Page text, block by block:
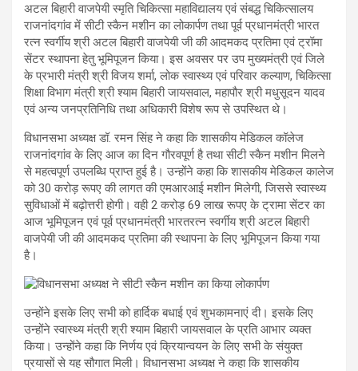
अटल बिहारी वाजपेयी स्मृति चिकित्सा महाविद्यालय एवं संबद्ध चिकित्सालय
राजनांदगांव में सीटी स्कैन मशीन का लोकार्पण तथा पूर्व प्रधानमंत्री भारत
रत्न स्वर्गीय श्री अटल बिहारी वाजपेयी जी की आदमकद प्रतिमा एवं ट्रॉमा
सेंटर स्थापना हेतु भूमिपूजन किया। इस अवसर पर उप मुख्यमंत्री एवं जिले
के प्रभारी मंत्री श्री विजय शर्मा, लोक स्वास्थ्य एवं परिवार कल्याण, चिकित्सा
शिक्षा विभाग मंत्री श्री श्याम बिहारी जायसवाल, महापौर श्री मधुसूदन यादव
एवं अन्य जनप्रतिनिधि तथा अधिकारी विशेष रूप से उपस्थित थे।
विधानसभा अध्यक्ष डॉ. रमन सिंह ने कहा कि शासकीय मेडिकल कॉलेज
राजनांदगांव के लिए आज का दिन गौरवपूर्ण है तथा सीटी स्कैन मशीन मिलने
से महत्वपूर्ण उपलब्धि प्राप्त हुई है। उन्होंने कहा कि शासकीय मेडिकल कालेज
को 30 करोड़ रूपए की लागत की एमआरआई मशीन मिलेगी, जिससे स्वास्थ्य
सुविधाओं में बढ़ोत्तरी होगी। वही 2 करोड़ 69 लाख रूपए के ट्रामा सेंटर का
आज भूमिपूजन एवं पूर्व प्रधानमंत्री भारतरत्न स्वर्गीय श्री अटल बिहारी
वाजपेयी जी की आदमकद प्रतिमा की स्थापना के लिए भूमिपूजन किया गया
है।
उन्होंने इसके लिए सभी को हार्दिक बधाई एवं शुभकामनाएं दी। इसके लिए
उन्होंने स्वास्थ्य मंत्री श्री श्याम बिहारी जायसवाल के प्रति आभार व्यक्त
किया। उन्होंने कहा कि निर्णय एवं क्रियान्वयन के लिए सभी के संयुक्त
प्रयासों से यह सौगात मिली। विधानसभा अध्यक्ष ने कहा कि शासकीय